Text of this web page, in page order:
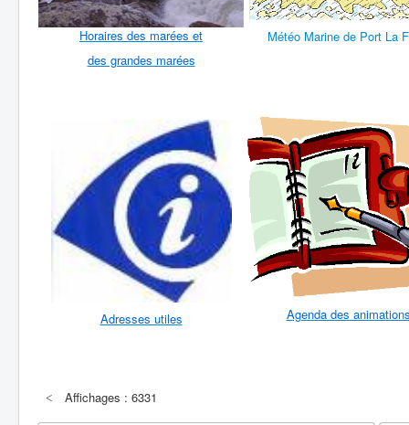
Horaires des marées et
des grandes marées
Météo Marine de Port La
Adresses utiles Agenda des
Affichages : 6331